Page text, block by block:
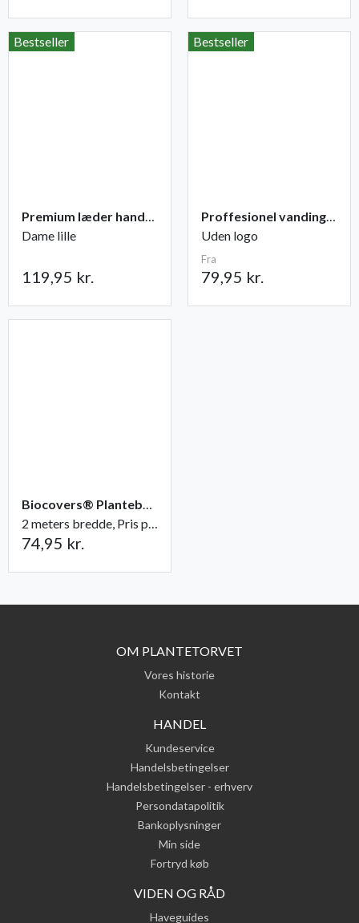
Bestseller
Premium læder handske Flutter
Dame lille
119,95 kr.
Bestseller
Proffesionel vandingspose 100 liter
Uden logo
Fra
79,95 kr.
Biocovers® Plantebaseret ukrudtsdug - 100% nedbrydelig
2 meters bredde, Pris pr. løbende meter
74,95 kr.
OM PLANTETORVET
Vores historie
Kontakt
HANDEL
Kundeservice
Handelsbetingelser
Handelsbetingelser - erhverv
Persondatapolitik
Bankoplysninger
Min side
Fortryd køb
VIDEN OG RÅD
Haveguides